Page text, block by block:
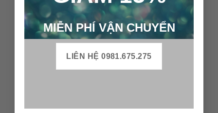
MIỄN PHÍ VẬN CHUYỂN
LIÊN HỆ 0981.675.275